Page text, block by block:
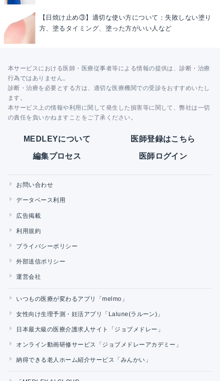
【日焼け止め③】適切な使い方について：失敗しない塗り
方、塗るタイミング、塗った方がいい人など
本サービスにおける医師・医療従事者等による情報の提供は、診断・治療
行為ではありません。
診断・治療を必要とする方は、適切な医療機関での受診をおすすめいたし
ます。
本サービス上の情報や利用に関して発生した損害等に関して、弊社は一切
の責任を負いかねますことをご了承ください。
MEDLEYについて 医師登録はこちら
編集プロセス 医師ログイン
お問い合わせ
データベース利用
広告掲載
利用規約
プライバシーポリシー
外部送信ポリシー
運営会社
いつもの医療が変わるアプリ「melmo」
女性向け生理予測・妊活アプリ「Lalune(ラルーン)」
日本最大級の医療介護求人サイト「ジョブメドレー」
オンライン動画研修サービス「ジョブメドレーアカデミー」
納得できる老人ホーム紹介サービス「みんかい」